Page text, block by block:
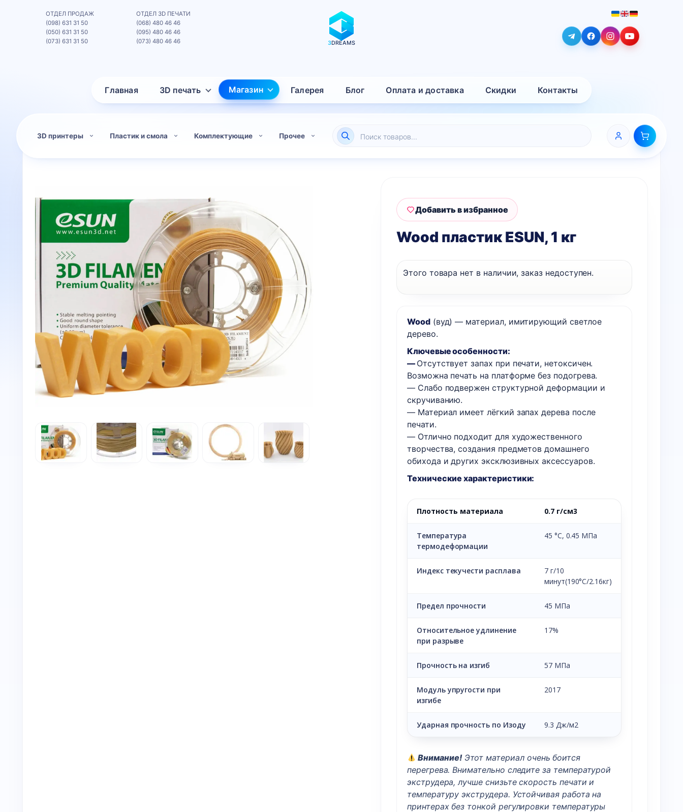
3DREAMS
Главная 3D печать Магазин Галерея Блог Оплата и доставка Скидки Контакты
ОТДЕЛ ПРОДАЖ
(098) 631 31 50
(050) 631 31 50
(073) 631 31 50
ОТДЕЛ 3D ПЕЧАТИ
(068) 480 46 46
(095) 480 46 46
(073) 480 46 46
3D принтеры Пластик и смола Комплектующие Прочее Поиск
Wood пластик ESUN, 1 кг
Wood(вуд) — материал, имитирующий светлое
дерево.
Ключевые особенности:
— Отсутствует запах при печати, нетоксичен.
Возможна печать на платформе без подогрева.
— Слабо подвержен структурной деформации и
скручиванию.
— Материал имеет лёгкий запах дерева после
печати.
— Отлично подходит для художественного
творчества, создания предметов домашнего
обихода и других эксклюзивных аксессуаров.
Технические характеристики:
Плотность материала 0.7 г/см3
Температура
термодеформации
45 °C, 0.45 МПа
Индекс текучести расплава
7 г/10
минут(190°C/2.16кг)
Предел прочности 45 МПа
Относительное удлинение
при разрыве
17%
Прочность на изгиб 57 МПа
Модуль упругости при
изгибе
2017
Ударная прочность по Изоду 9.3 Дж/м2
Внимание!Этот материал очень боится
перегрева. Внимательно следите за температурой
экструдера, лучше снизьте скорость печати и
температуру экструдера. Устойчивая работа на
принтерах без тонкой регулировки температуры
Этого товара нет в наличии, заказ недоступен.
Добавить в избранное